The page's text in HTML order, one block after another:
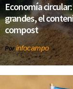
Economía
grandes, el
compost
Por infocampo